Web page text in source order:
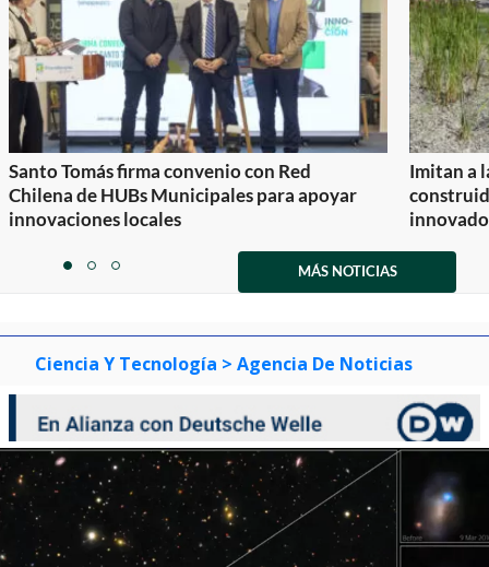
Santo Tomás firma convenio con Red
Chilena de HUBs Municipales para apoyar
innovaciones locales
Imitan a
itemitemitem
MÁS NOTICIAS
Ciencia Y Tecnología > Agencia De Noticias